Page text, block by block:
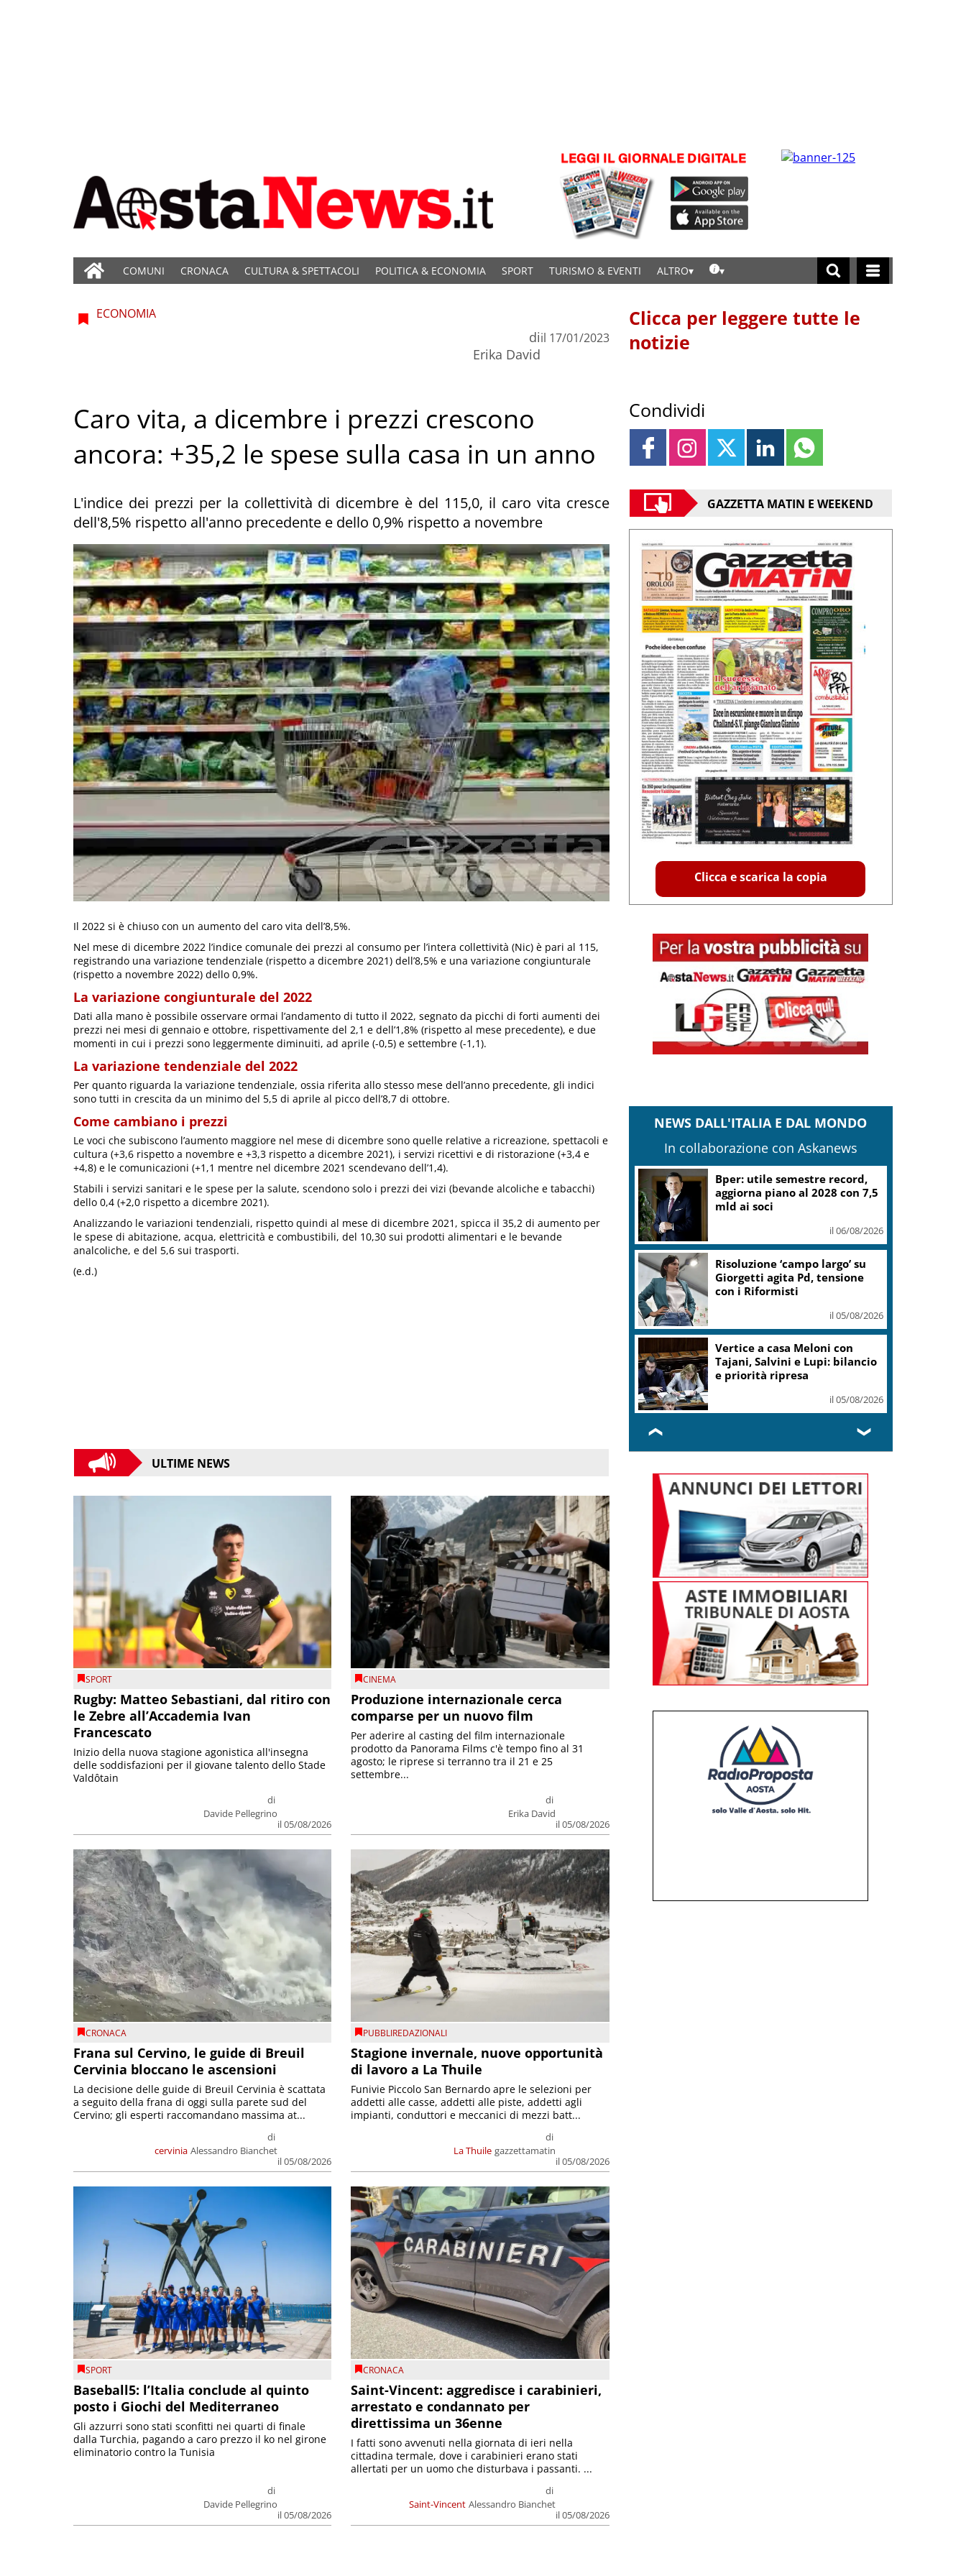
COMUNI CRONACA CULTURA & SPETTACOLI POLITICA & ECONOMIA SPORT TURISMO & EVENTI ALTRO
ECONOMIA
di
Erika David
il 17/01/2023
Caro vita, a dicembre i prezzi crescono
ancora: +35,2 le spese sulla casa in un anno
L'indice dei prezzi per la collettività di dicembre è del 115,0, il caro vita cresce
dell'8,5% rispetto all'anno precedente e dello 0,9% rispetto a novembre
Il 2022 si è chiuso con un aumento del caro vita dell’8,5%.
Nel mese di dicembre 2022 l’indice comunale dei prezzi al consumo per l’intera collettività (Nic) è pari al 115,
registrando una variazione tendenziale (rispetto a dicembre 2021) dell’8,5% e una variazione congiunturale
(rispetto a novembre 2022) dello 0,9%.
La variazione congiunturale del 2022
Dati alla mano è possibile osservare ormai l’andamento di tutto il 2022, segnato da picchi di forti aumenti dei
prezzi nei mesi di gennaio e ottobre, rispettivamente del 2,1 e dell’1,8% (rispetto al mese precedente), e due
momenti in cui i prezzi sono leggermente diminuiti, ad aprile (-0,5) e settembre (-1,1).
La variazione tendenziale del 2022
Per quanto riguarda la variazione tendenziale, ossia riferita allo stesso mese dell’anno precedente, gli indici
sono tutti in crescita da un minimo del 5,5 di aprile al picco dell’8,7 di ottobre.
Come cambiano i prezzi
Le voci che subiscono l’aumento maggiore nel mese di dicembre sono quelle relative a ricreazione, spettacoli e
cultura (+3,6 rispetto a novembre e +3,3 rispetto a dicembre 2021), i servizi ricettivi e di ristorazione (+3,4 e
+4,8) e le comunicazioni (+1,1 mentre nel dicembre 2021 scendevano dell’1,4).
Stabili i servizi sanitari e le spese per la salute, scendono solo i prezzi dei vizi (bevande alcoliche e tabacchi)
dello 0,4 (+2,0 rispetto a dicembre 2021).
Analizzando le variazioni tendenziali, rispetto quindi al mese di dicembre 2021, spicca il 35,2 di aumento per
le spese di abitazione, acqua, elettricità e combustibili, del 10,30 sui prodotti alimentari e le bevande
analcoliche, e del 5,6 sui trasporti.
(e.d.)
ULTIME NEWS
SPORT
Rugby: Matteo Sebastiani, dal ritiro con
le Zebre all’Accademia Ivan
Francescato
di
Davide Pellegrino
il 05/08/2026
Inizio della nuova stagione agonistica all'insegna
delle soddisfazioni per il giovane talento dello Stade
Valdôtain
CINEMA
Produzione internazionale cerca
comparse per un nuovo film
di
Erika David
il 05/08/2026
Per aderire al casting del film internazionale
prodotto da Panorama Films c'è tempo fino al 31
agosto; le riprese si terranno tra il 21 e 25
settembre...
CRONACA
Frana sul Cervino, le guide di Breuil
Cervinia bloccano le ascensioni
cervinia
di
Alessandro Bianchet
il 05/08/2026
La decisione delle guide di Breuil Cervinia è scattata
a seguito della frana di oggi sulla parete sud del
Cervino; gli esperti raccomandano massima at...
PUBBLIREDAZIONALI
Stagione invernale, nuove opportunità
di lavoro a La Thuile
La Thuile
di
gazzettamatin
il 05/08/2026
Funivie Piccolo San Bernardo apre le selezioni per
addetti alle casse, addetti alle piste, addetti agli
impianti, conduttori e meccanici di mezzi batt...
SPORT
Baseball5: l’Italia conclude al quinto
posto i Giochi del Mediterraneo
di
Davide Pellegrino
il 05/08/2026
Gli azzurri sono stati sconfitti nei quarti di finale
dalla Turchia, pagando a caro prezzo il ko nel girone
eliminatorio contro la Tunisia
CRONACA
Saint-Vincent: aggredisce i carabinieri,
arrestato e condannato per
direttissima un 36enne
Saint-Vincent
di
Alessandro Bianchet
il 05/08/2026
I fatti sono avvenuti nella giornata di ieri nella
cittadina termale, dove i carabinieri erano stati
allertati per un uomo che disturbava i passanti. ...
Clicca per leggere tutte le
notizie
Condividi
GAZZETTA MATIN E WEEKEND
Clicca e scarica la copia
NEWS DALL'ITALIA E DAL MONDO
In collaborazione con Askanews
Mit: iter Fondo strade Piccoli Comuni
avviato, termini non ancora decorrenti
Banco Bpm, Castagna: Agricole
Italia? Valuteremo, ritengo
fusione molto solida
Conti pubblici, Governo
incassa sì su clausola Ue. Lega
ottiene modifica a risoluzione
il 05/08/2026
❮ ❯